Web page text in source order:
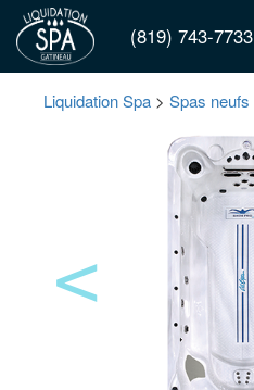
(819) 743-7733
Liquidation Spa >Spas neufs